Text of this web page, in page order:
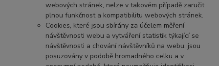
webových stránek, nelze v takovém případě zaručit
plnou funkčnost a kompatibilitu webových stránek.
Cookies, které jsou sbírány za účelem měření
návštěvnosti webu a vytváření statistik týkající se
návštěvnosti a chování návštěvníků na webu, jsou
posuzovány v podobě hromadného celku a v